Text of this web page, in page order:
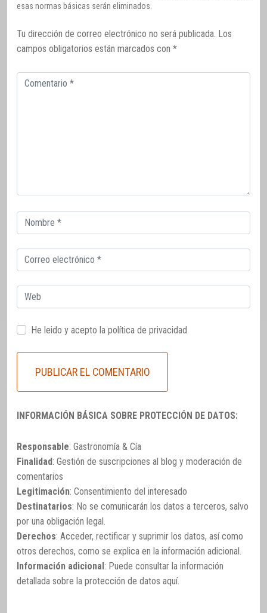
esas normas básicas serán eliminados.
Tu dirección de correo electrónico no será publicada. Los
campos obligatorios están marcados con *
Comentario
Correo
electrónico
Correo
electrónico
Web
He leido y acepto la política de privacidad
INFORMACIÓN BÁSICA SOBRE PROTECCIÓN DE DATOS:
Responsable: Gastronomía & Cía
Finalidad: Gestión de suscripciones al blog y moderación de
comentarios
Legitimación: Consentimiento del interesado
Destinatarios: No se comunicarán los datos a terceros, salvo
por una obligación legal.
Derechos: Acceder, rectificar y suprimir los datos, así como
otros derechos, como se explica en la información adicional.
Información adicional: Puede consultar la información
detallada sobre la protección de datos aquí.